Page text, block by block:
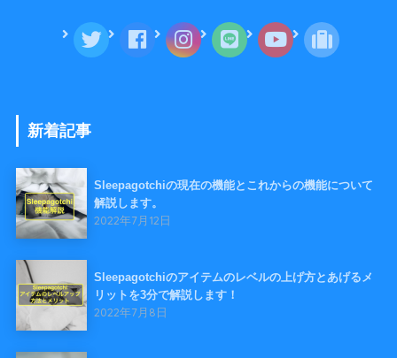
新着記事
Sleepagotchiの現在の機能とこれからの機能について
解説します。
2022年7月12日
Sleepagotchiのアイテムのレベルの上げ方とあげるメ
リットを3分で解説します！
2022年7月8日